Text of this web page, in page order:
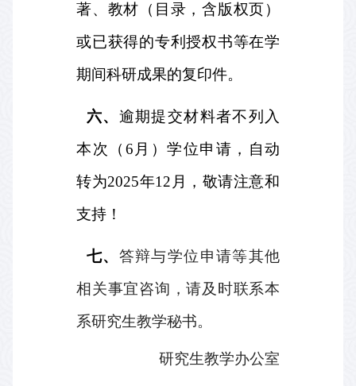
著、教材（目录，含版权页）
或已获得的专利授权书等在学
期间科研成果的复印件。
六、 逾期提交材料者不列入
本次（ 6 月）学位申请，自动
转为2025年12 月，敬请注意和
支持！
七、 答辩与学位申请等其他
相关事宜咨询，请及时联系本
系研究生教学秘书。
研究生教学办公室